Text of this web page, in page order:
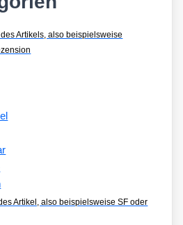
des Artikels, also beispielsweise
Artikel, also beispielsweise SF oder